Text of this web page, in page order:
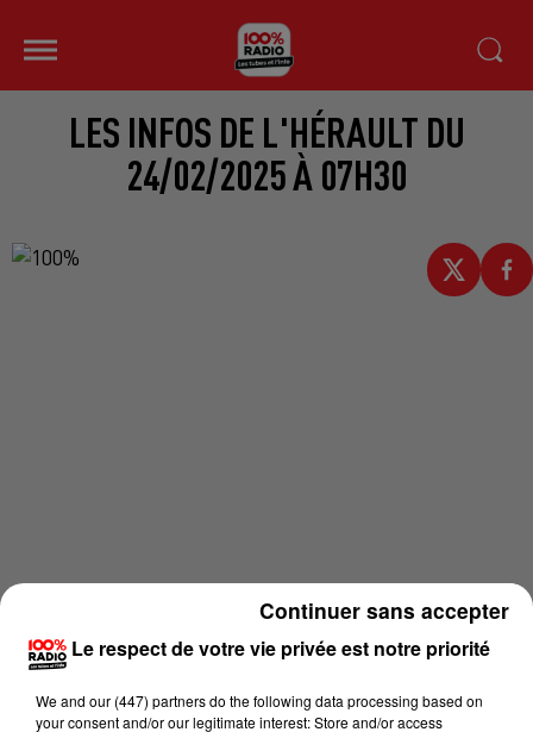
LES INFOS DE L'HÉRAULT DU
24/02/2025 À 07H30
Le respect de votre vie privée est notre priorité
We and our (447) partnersdo the following data processing based on
your consent and/or our legitimate interest: Store and/or access
Continuer sans accepter